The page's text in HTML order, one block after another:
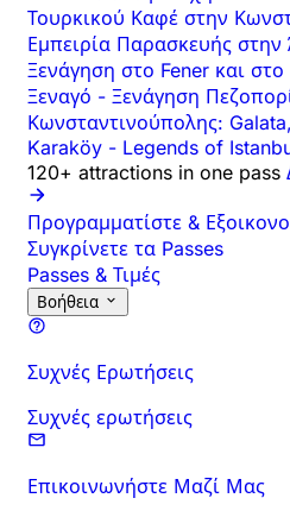
Τουρκικού Καφέ στην
Εμπειρία Παρασκευής στην
Ξενάγηση στο Fener και στο
Ξεναγό - Ξενάγηση
Κωνσταντινούπολης:
Karaköy - Legends of
120+ attractions in one pass
Προγραμματίστε &
Συγκρίνετε τα Passes
Passes & Τιμές
Βοήθεια
Συχνές Ερωτήσεις
Συχνές ερωτήσεις
Επικοινωνήστε Μαζί Μας